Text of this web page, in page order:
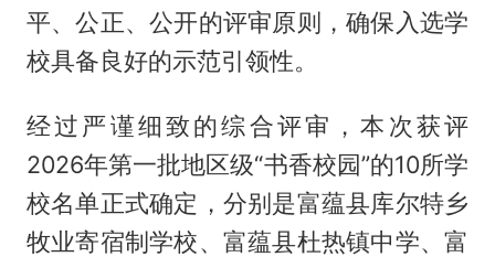
平、公正、公开的评审原则，确保入选学
校具备良好的示范引领性。
经过严谨细致的综合评审，本次获评
2026年第一批地区级“书香校园”的10所学
校名单正式确定，分别是富蕴县库尔特乡
牧业寄宿制学校、富蕴县杜热镇中学、富